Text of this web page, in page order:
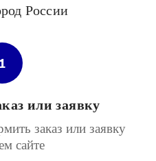
России
1
или заявку
заказ или заявку
сайте